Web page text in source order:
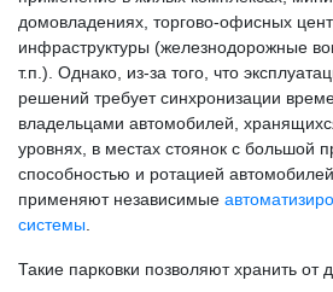
домовладениях, торгово-офисных
инфраструктуры (железнодорожные
т.п.). Однако, из-за того, что
решений требует синхронизации
владельцами автомобилей,
уровнях, в местах стоянок с большой
способностью и ротацией
применяют независимые
системы.
Такие парковки позволяют хранить от